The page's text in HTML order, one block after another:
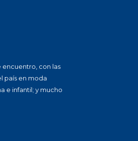
encuentro, con las
país en moda
e infantil; y mucho